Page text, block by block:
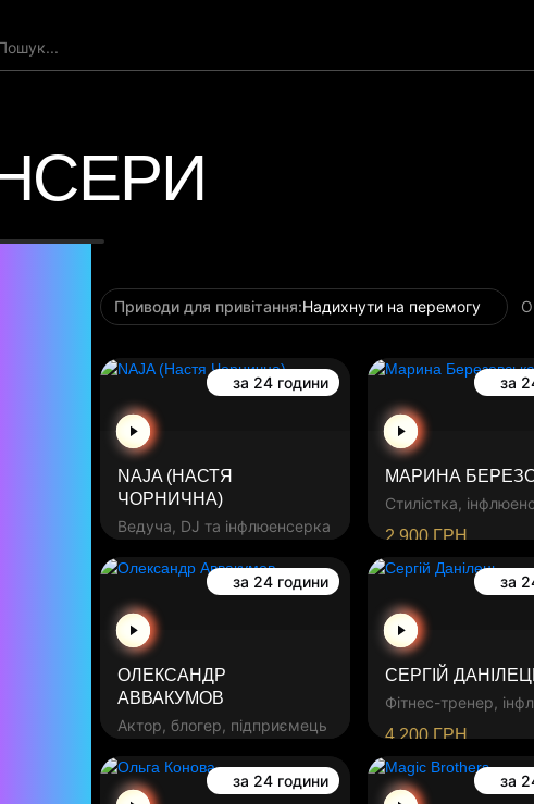
Приводи для привітання:Надихнути на перемогу
за 24 години
NAJA (НАСТЯ
ЧОРНИЧНА)
Ведуча, DJ та інфлюенсерка
2 100
за
МАРИНА
Стилістка,
2 900 ГРН
за 24 години
ОЛЕКСАНДР
АВВАКУМОВ
Актор, блогер, підприємець
4 200 ГРН
за
СЕРГІЙ
Фітнес-тренер,
4 200 ГРН
за 24 години за